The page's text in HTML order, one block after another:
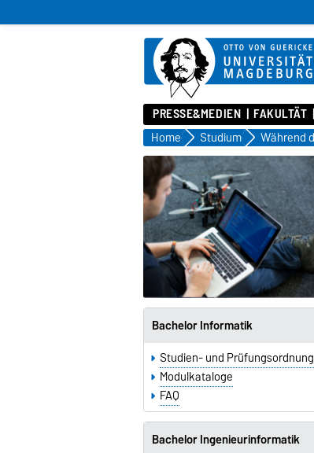
PRESSE&MEDIEN FAKULTÄT
Home Studium
Bachelor Informatik
Studien- und Prüfungsordnung
Modulkataloge
FAQ
Bachelor Ingenieurinformatik